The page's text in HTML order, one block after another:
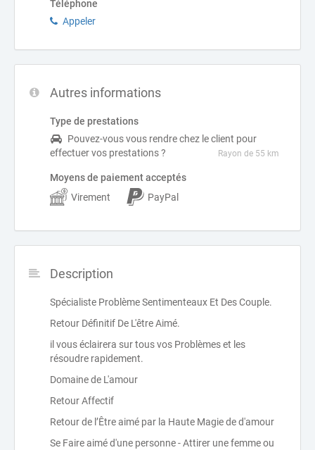
Téléphone
Appeler
Autres informations
Type de prestations
Pouvez-vous vous rendre chez le client pour
effectuer vos prestations ?
Rayon de 55 km
Moyens de paiement acceptés
Virement
PayPal
Description
Spécialiste Problème Sentimenteaux Et Des Couple.
Retour Définitif De L'être Aimé.
il vous éclairera sur tous vos Problèmes et les
résoudre rapidement.
Domaine de L'amour
Retour Affectif
Retour de l’Être aimé par la Haute Magie de d'amour
Se Faire aimé d'une personne - Attirer une femme ou